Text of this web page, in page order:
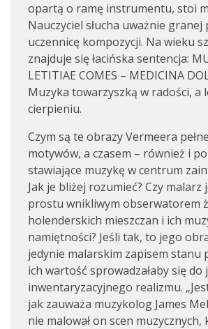
opartą o ramę instrumentu, stoi
Nauczyciel słucha uważnie granej
uczennicę kompozycji. Na wieku
znajduje się łacińska sentencja:
LETITIAE COMES – MEDICINA
Muzyka towarzyszką w radości, a
cierpieniu.
Czym są te obrazy Vermeera
motywów, a czasem – również i
stawiające muzykę w centrum
Jak je bliżej rozumieć? Czy malarz
prostu wnikliwym obserwatorem
holenderskich mieszczan i ich
namiętności? Jeśli tak, to jego
jedynie malarskim zapisem stanu
ich wartość sprowadzałaby się do
inwentaryzacyjnego realizmu.
jak zauważa muzykolog James
nie malował on scen muzycznych,